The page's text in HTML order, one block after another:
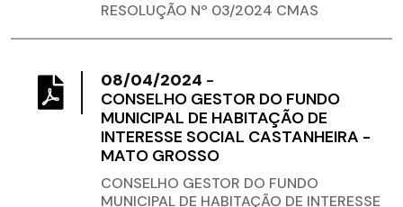
​RESOLUÇÃO Nº 03/2024 CMAS
08/04/2024 -
CONSELHO GESTOR DO FUNDO
MUNICIPAL DE HABITAÇÃO DE
INTERESSE SOCIAL CASTANHEIRA -
MATO GROSSO
CONSELHO GESTOR DO FUNDO
MUNICIPAL DE HABITAÇÃO DE INTERESSE